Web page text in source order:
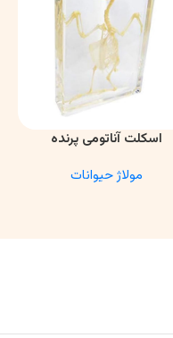
بیشتر
اسکلت آناتومی پرنده
مولاژ حیوانات